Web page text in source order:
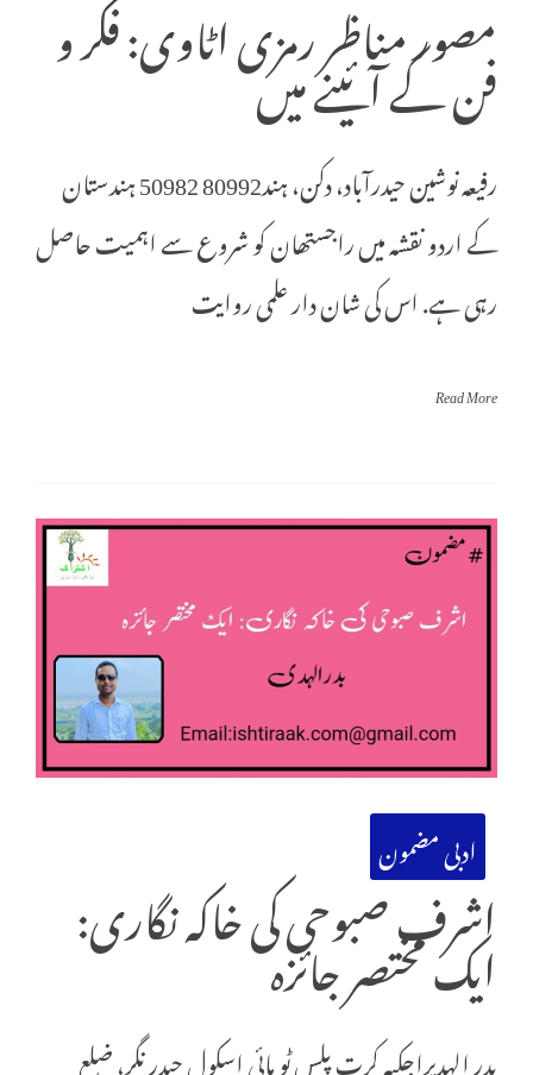
مصور مناظر رمزی اٹاوی: فکر و
فن کے آئینے میں
رفیعہ نوشین حیدرآباد، دکن، ہند80992 50982 ہندستان
کے اردو نقشہ میں راجستھان کو شروع سے اہمیت حاصل
رہی ہے. اس کی شان دار علمی روایت
Read More
ادبی مضمون
اشرف صبوحی کی خاکہ نگاری:
ایک مختصر جائزہ
بدر الہدیراجکیہ کرت پلس ٹو ہائی اسکول حیدر نگر، ضلع